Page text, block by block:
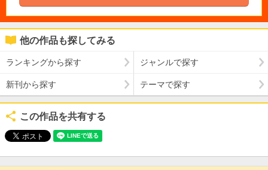
他の作品も探してみる
ランキングから探す ジャンルで探す
新刊から探す テーマで探す
この作品を共有する